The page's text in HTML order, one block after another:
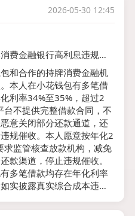
实年化约35.1% 借款10000
元真实年化约34.4%
监管要求(持牌消费金融公
台）的24%利率上限属于
有正常还款意愿但拒绝承
利息 现要求按年化24%以
款减免超出法定上限的全
规催收协商合理还款方案
合同还款明细利率计算证
2026-05-30 12:45
费金融银行高利息违规放
和合作的持牌消费金融机
本人在小花钱包有多笔借
利率34%至35%，超过2
台不提供完整借款合同，不
意关闭部分还款通道，还
规催收。本人愿意按年化2
求监管核查放款机构，减免
款渠道，停止违规催收。
多笔借款均存在年化利率
实披露真实综合成本违规